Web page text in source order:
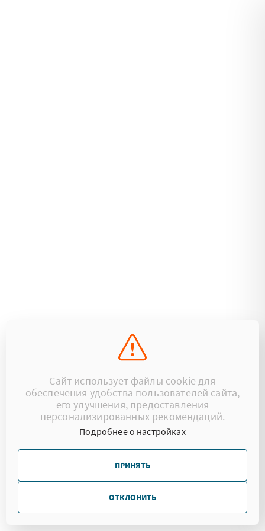
Сайт использует файлы cookie для
обеспечения удобства пользователей сайта,
его улучшения, предоставления
персонализированных рекомендаций.
Подробнее о настройках
ПРИНЯТЬ
ОТКЛОНИТЬ